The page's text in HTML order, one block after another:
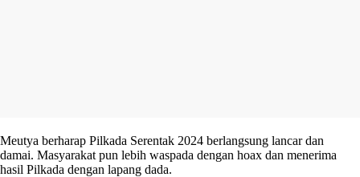
Meutya berharap Pilkada Serentak 2024 berlangsung lancar dan
damai. Masyarakat pun lebih waspada dengan hoax dan menerima
hasil Pilkada dengan lapang dada.